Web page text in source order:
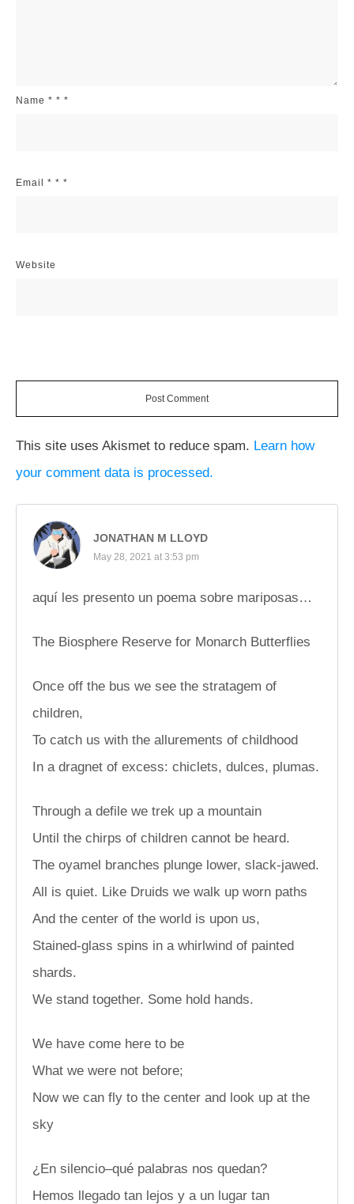
Name * * *
Email * * *
Website
Post Comment
This site uses Akismet to reduce spam. Learn how
your comment data is processed.
JONATHAN M LLOYD
May 28, 2021 at 3:53 pm
aquí les presento un poema sobre mariposas…
The Biosphere Reserve for Monarch Butterflies
Once off the bus we see the stratagem of
children,
To catch us with the allurements of childhood
In a dragnet of excess: chiclets, dulces, plumas.
Through a defile we trek up a mountain
Until the chirps of children cannot be heard.
The oyamel branches plunge lower, slack-jawed.
All is quiet. Like Druids we walk up worn paths
And the center of the world is upon us,
Stained-glass spins in a whirlwind of painted
shards.
We stand together. Some hold hands.
We have come here to be
What we were not before;
Now we can fly to the center and look up at the
sky
¿En silencio–qué palabras nos quedan?
Hemos llegado tan lejos y a un lugar tan